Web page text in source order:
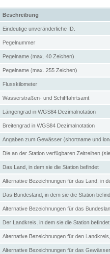
Beschreibung
Eindeutige unveränderliche ID.
Pegelnummer
Pegelname (max. 40 Zeichen)
Pegelname (max. 255 Zeichen)
Flusskilometer
Wasserstraßen- und Schifffahrtsamt
Längengrad in WGS84 Dezimalnotation
Breitengrad in WGS84 Dezimalnotation
Angaben zum Gewässer (shortname und
Die an der Station verfügbaren Zeitreihen
Das Land, in dem sie die Station befindet
Alternative Bezeichnungen für das Land, in
Das Bundesland, in dem sie die Station
Alternative Bezeichnungen für das
Der Landkreis, in dem sie die Station befindet
Alternative Bezeichnungen für den
Alternative Bezeichnungen für das